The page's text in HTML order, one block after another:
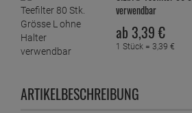
verwendbar
ab 3,39 €
1 Stück = 3, 39 €
ARTIKELBESCHREIBUNG